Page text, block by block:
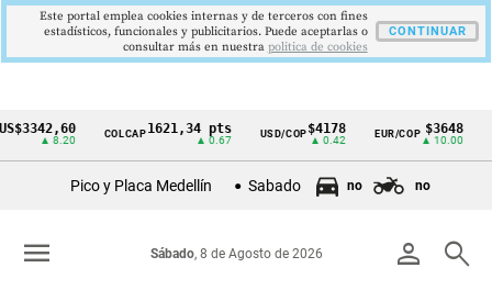
Cintillo
Colombia
COLCAP1621,34 pts USD/COP$4178
▲ 0.42
EUR/COP $3648
▲ 10.00
Pico y Placa Medellín Sabado no no
person search
Sábado, 8 de Agosto de 2026
menu
Este portal emplea cookies internas y de terceros con fines
estadísticos, funcionales y publicitarios. Puede aceptarlas o
consultar más en nuestra politica de cookies
CONTINUAR